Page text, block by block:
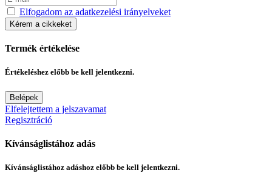
Elfogadom az adatkezelési irányelveket
Kérem a cikkeket
Termék értékelése
Értékeléshez előbb be kell jelentkezni.
Belépek
Elfelejtettem a jelszavamat
Regisztráció
Kívánságlistához adás
Kívánságlistához adáshoz előbb be kell jelentkezni.